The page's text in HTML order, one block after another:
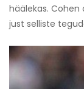
häälekas.
just selliste